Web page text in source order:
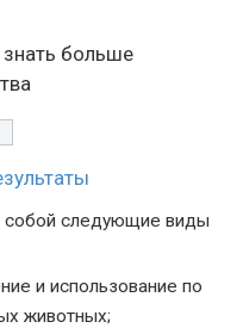
больше
собой следующие виды
и использование по
животных;